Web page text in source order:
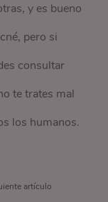
y es bueno
pero si
consultar
te trates mal
los humanos.
artículo